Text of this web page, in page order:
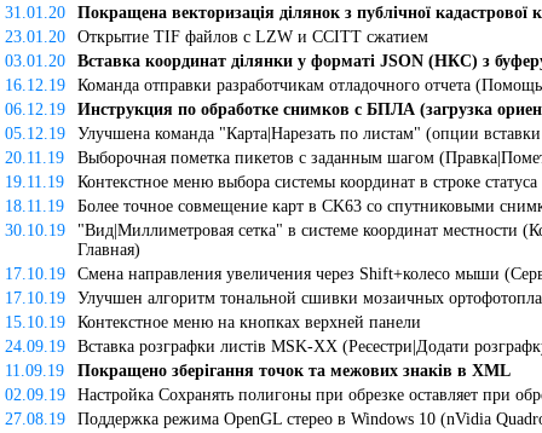
31.01.20
Покращена векторизація ділянок з публічної
23.01.20
Открытие TIF файлов с LZW и CCITT сжатием
03.01.20
Вставка координат ділянки у форматі JSON (НКС) з
16.12.19
Команда отправки разработчикам отладочного отчета
06.12.19
Инструкция по обработке снимков с БПЛА (загрузка
05.12.19
Улучшена команда "Карта|Нарезать по листам" (опции
20.11.19
Выборочная пометка пикетов с заданным шагом
19.11.19
Контекстное меню выбора системы координат в строке статуса
18.11.19
Более точное совмещение карт в CK63 со спутниковыми
30.10.19
"Вид|Миллиметровая сетка" в системе координат местности
Главная)
17.10.19
Смена направления увеличения через Shift+колесо мыши
17.10.19
Улучшен алгоритм тональной сшивки мозаичных
15.10.19
Контекстное меню на кнопках верхней панели
24.09.19
Вставка розграфки листів MSK-XX (Реєестри|Додати
11.09.19
Покращено зберігання точок та межових знаків в XML
02.09.19
Настройка Сохранять полигоны при обрезке оставляет при
27.08.19
Поддержка режима OpenGL стерео в Windows 10 (nVidia